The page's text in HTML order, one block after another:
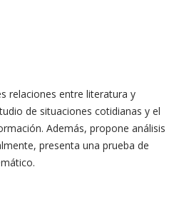
relaciones entre literatura y
de situaciones cotidianas y el
Además, propone análisis
presenta una prueba de